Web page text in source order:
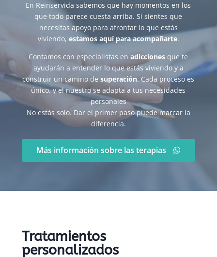
En Reinservida sabemos que hay momentos en los
que todo parece cuesta arriba. Si sientes que
necesitas apoyo para afrontar lo que estás
viviendo, estamos aquí para acompañarte.
Contamos con especialistas enadicciones que te
ayudarán a entender lo que estás viviendo y a
construir un camino desuperación. Cada proceso es
único, y el nuestro se adapta a tus necesidades
personales
No estás solo. Dar el primer paso puede marcar la
diferencia.
Más información sobre las terapias
Tratamientos
personalizados